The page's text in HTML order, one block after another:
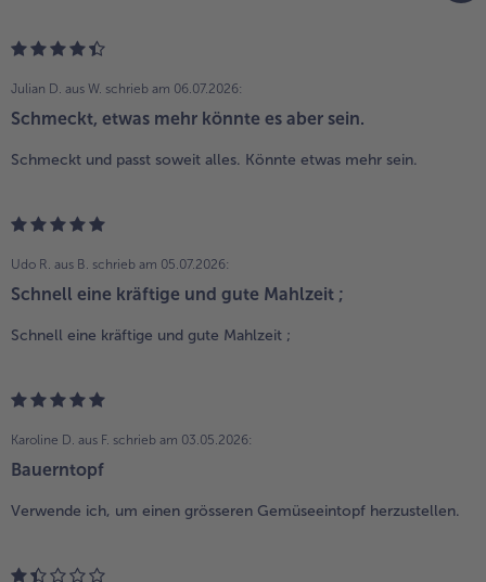
Julian D. aus W. schrieb am 06.07.2026:
Schmeckt, etwas mehr könnte es aber sein.
Schmeckt und passt soweit alles. Könnte etwas mehr sein.
Udo R. aus B. schrieb am 05.07.2026:
Schnell eine kräftige und gute Mahlzeit ;
Schnell eine kräftige und gute Mahlzeit ;
Karoline D. aus F. schrieb am 03.05.2026:
Bauerntopf
Verwende ich, um einen grösseren Gemüseeintopf herzustellen.